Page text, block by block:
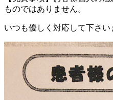
ものではありません。
いつも優しく対応して下さい